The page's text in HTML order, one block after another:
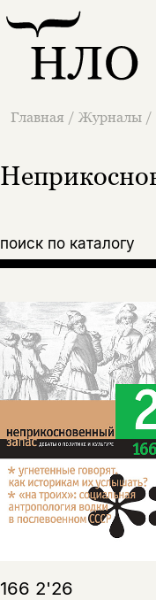
Главная / Журналы /
поиск по каталогу
166 2'26